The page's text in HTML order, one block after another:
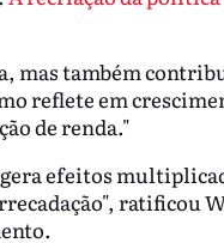
mas também
reflete em
de renda."
efeitos
ratificou